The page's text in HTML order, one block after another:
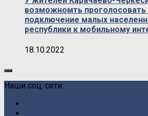
возможномть проголосовать
подключение малых
республики к мобильному
18.10.2022
Наши соц. сети: